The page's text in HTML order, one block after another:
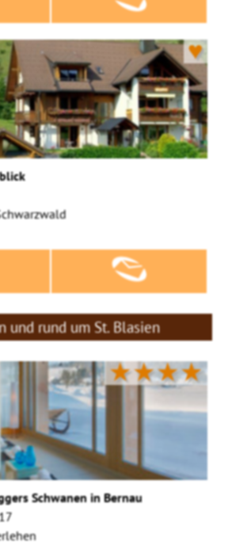
♥
und rund um St. Blasien
★★★★
Schwanen in Bernau